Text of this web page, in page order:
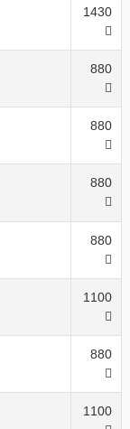
1430
880
880
880
880
1100
880
1100